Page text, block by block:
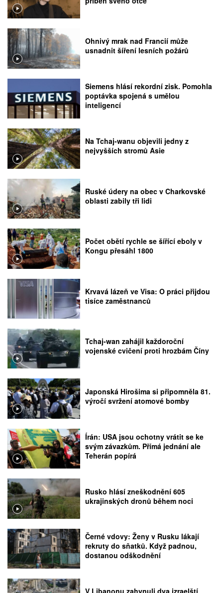
Ohnivý mrak nad Francií může
usnadnit šíření lesních požárů
Siemens hlásí rekordní zisk. Pomohla
poptávka spojená s umělou
inteligencí
Na Tchaj-wanu objevili jedny z
nejvyšších stromů Asie
Ruské údery na obec v Charkovské
oblasti zabily tři lidi
Počet obětí rychle se šířící eboly v
Kongu přesáhl 1800
Krvavá lázeň ve Visa: O práci přijdou
tisíce zaměstnanců
Tchaj-wan zahájil každoroční
vojenské cvičení proti hrozbám Číny
Japonská Hirošima si připomněla 81.
výročí svržení atomové bomby
Írán: USA jsou ochotny vrátit se ke
svým závazkům. Přímá jednání ale
Teherán popírá
Rusko hlásí zneškodnění 605
ukrajinských dronů během noci
Černé vdovy: Ženy v Rusku lákají
rekruty do sňatků. Když padnou,
dostanou odškodnění